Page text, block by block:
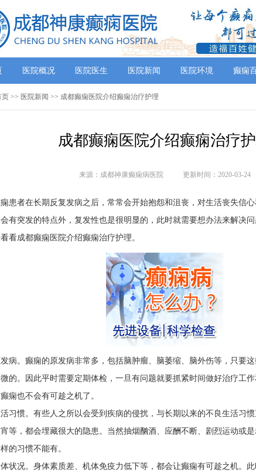
医院概况 医院医生 医院新闻 医院环境 癫痫
页 >> 医院新闻 >> 成都癫痫医院介绍癫痫治疗护理
成都癫痫医院介绍癫痫治疗
来源：成都神康癫痫病医院 更新时间：2020-03-24
患者在长期反复发病之后，常常会开始抱怨和沮丧，对生活丧失信
有突发的特点外，复发性也是很明显的，此时就需要想办法来解决
看成都癫痫医院介绍癫痫治疗护理。
病。癫痫的原发病非常多，包括脑肿瘤、脑萎缩、脑外伤等，只要
的。因此平时需要定期体检，一旦有问题就要抓紧时间做好治疗工
痫也不会有可趁之机了。
习惯。有些人之所以会受到疾病的侵扰，与长期以来的不良生活习
等，都会埋藏很大的隐患。当然抽烟酗酒、应酬不断、剧烈运动或
的习惯不能有。
状况。身体素质差、机体免疫力低下等，都会让癫痫有可趁之机。